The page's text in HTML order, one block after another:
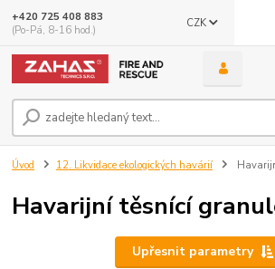
CZK
+420 725 408 883
(Po-Pá, 8-16 hod.)
Úvod 12. Likvidace ekologických havárií
Havarijní těsnící
Upřesnit parametry